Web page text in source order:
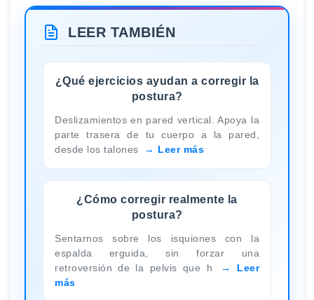
LEER TAMBIÉN
¿Qué ejercicios ayudan a corregir la
postura?
Deslizamientos en pared vertical. Apoya la
parte trasera de tu cuerpo a la pared,
desde los talones
Leer más
¿Cómo corregir realmente la
postura?
Sentarnos sobre los isquiones con la
espalda erguida, sin forzar una
retroversión de la pelvis que h
Leer
más